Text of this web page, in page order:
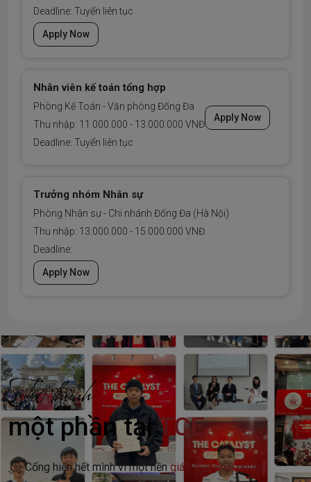
Deadline: Tuyển liên tục
Apply Now
Nhân viên kế toán tổng hợp
Phòng Kế Toán - Văn phòng Đống Đa
Thu nhập: 11.000.000 - 13.000.000 VNĐ
Deadline: Tuyển liên tục
Apply Now
Trưởng nhóm Nhân sự
Phòng Nhân sự - Chi nhánh Đống Đa (Hà Nội)
Thu nhập: 13.000.000 - 15.000.000 VNĐ
Deadline:
Apply Now
Trở thành
một phần tạiTCE
Cống hiến hết mình vì một nềngiáo dục khai phóng